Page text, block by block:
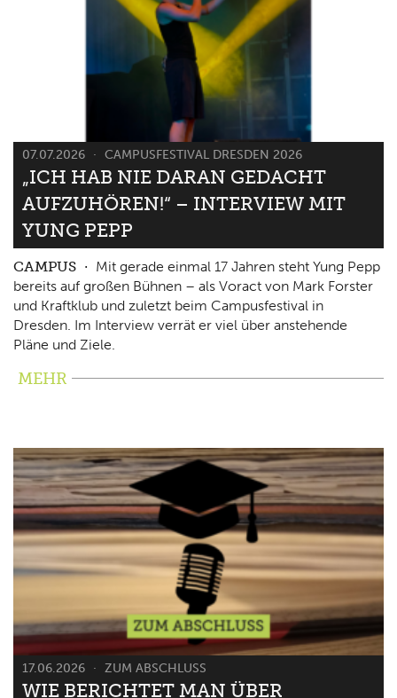
07.07.2026 CAMPUSFESTIVAL DRESDEN 2026
„ICH HAB NIE DARAN GEDACHT
AUFZUHÖREN!“ – INTERVIEW MIT
YUNG PEPP
CAMPUS
Mit gerade einmal 17 Jahren steht Yung Pepp
bereits auf großen Bühnen – als Voract von Mark Forster
und Kraftklub und zuletzt beim Campusfestival in
Dresden. Im Interview verrät er viel über anstehende
Pläne und Ziele.
MEHR
17.06.2026 ZUM ABSCHLUSS
WIE BERICHTET MAN ÜBER